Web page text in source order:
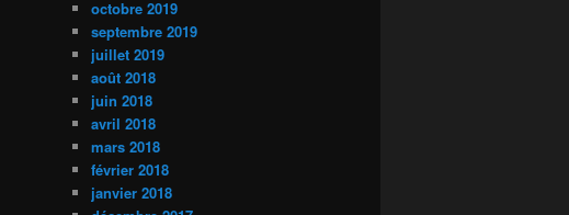
octobre 2019
septembre 2019
juillet 2019
août 2018
juin 2018
avril 2018
mars 2018
février 2018
janvier 2018